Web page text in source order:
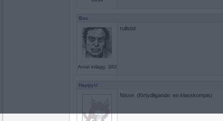
Bao
Antal inlägg: 382
rullstol
HappyU
Nisse. (förtydligande: en klasskompis)